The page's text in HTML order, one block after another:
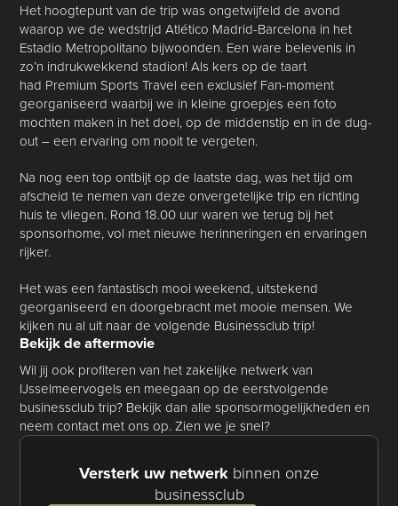
Het hoogtepunt van de trip was ongetwijfeld de avond
waarop we de wedstrijd Atlético Madrid-Barcelona in het
Estadio Metropolitano bijwoonden. Een ware belevenis in
zo’n indrukwekkend stadion! Als kers op de taart
had Premium Sports Travel een exclusief Fan-moment
georganiseerd waarbij we in kleine groepjes een foto
mochten maken in het doel, op de middenstip en in de dug-
out – een ervaring om nooit te vergeten.
Na nog een top ontbijt op de laatste dag, was het tijd om
afscheid te nemen van deze onvergetelijke trip en richting
huis te vliegen. Rond 18.00 uur waren we terug bij het
sponsorhome, vol met nieuwe herinneringen en ervaringen
rijker.
Het was een fantastisch mooi weekend, uitstekend
georganiseerd en doorgebracht met mooie mensen. We
kijken nu al uit naar de volgende Businessclub trip!
Bekijk de aftermovie
Wil jij ook profiteren van het zakelijke netwerk van
IJsselmeervogels en meegaan op de eerstvolgende
businessclub trip? Bekijk dan alle sponsormogelijkheden en
neem contact met ons op. Zien we je snel?
Versterk uw netwerk binnen onze
businessclub